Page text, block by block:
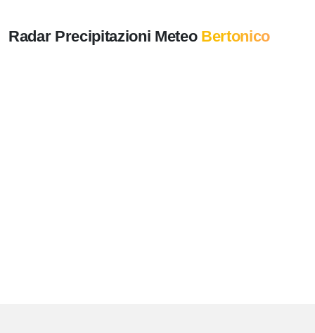
Radar Precipitazioni Meteo Bertonico